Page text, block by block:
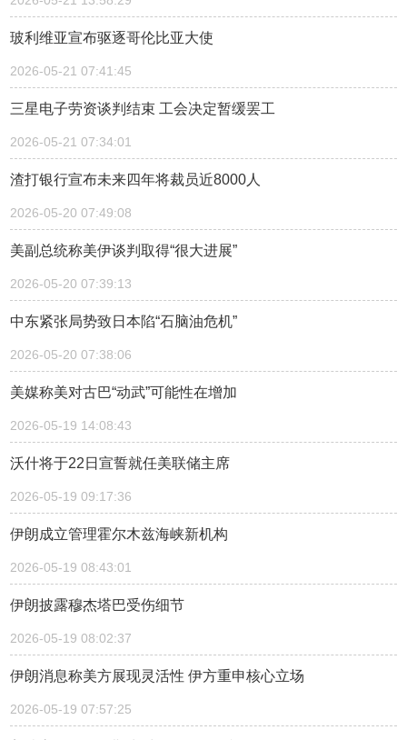
玻利维亚宣布驱逐哥伦比亚大使
2026-05-21 07:41:45
三星电子劳资谈判结束 工会决定暂缓罢工
2026-05-21 07:34:01
渣打银行宣布未来四年将裁员近8000人
2026-05-20 07:49:08
美副总统称美伊谈判取得“很大进展”
2026-05-20 07:39:13
中东紧张局势致日本陷“石脑油危机”
2026-05-20 07:38:06
美媒称美对古巴“动武”可能性在增加
2026-05-19 14:08:43
沃什将于22日宣誓就任美联储主席
2026-05-19 09:17:36
伊朗成立管理霍尔木兹海峡新机构
2026-05-19 08:43:01
伊朗披露穆杰塔巴受伤细节
2026-05-19 08:02:37
伊朗消息称美方展现灵活性 伊方重申核心立场
2026-05-19 07:57:25